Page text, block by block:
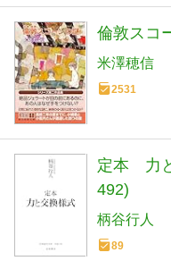
倫敦スコ
米澤穂信
2531
定本 力
492)
柄谷行人
89